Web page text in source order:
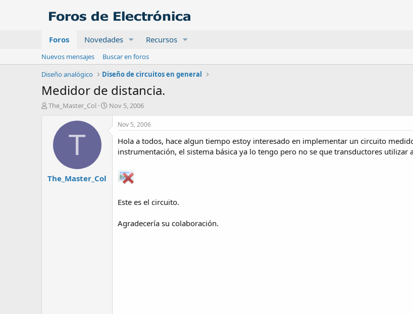
Foros Novedades Recursos
Nuevos mensajes
Buscar en foros
Diseño analógico
Diseño de circuitos en general
Medidor de distancia.
A
The_Master_Col
F
Nov 5, 2006
T
The_Master_Col
Nov 5, 2006
Hola a todos, hace algun tiempo estoy interesado en implementar un circuito
instrumentación, el sistema básica ya lo tengo pero no se que transductores utilizar
Este es el circuito.
Agradecería su colaboración.